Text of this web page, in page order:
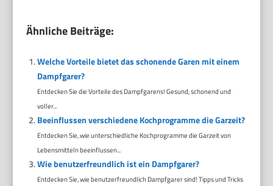
Ähnliche Beiträge:
Welche Vorteile bietet das schonende Garen mit einem
Dampfgarer?
Entdecken Sie die Vorteile des Dampfgarens! Gesund, schonend und
voller...
Beeinflussen verschiedene Kochprogramme die Garzeit?
Entdecken Sie, wie unterschiedliche Kochprogramme die Garzeit von
Lebensmitteln beeinflussen...
Wie benutzerfreundlich ist ein Dampfgarer?
Entdecken Sie, wie benutzerfreundlich Dampfgarer sind! Tipps und Tricks